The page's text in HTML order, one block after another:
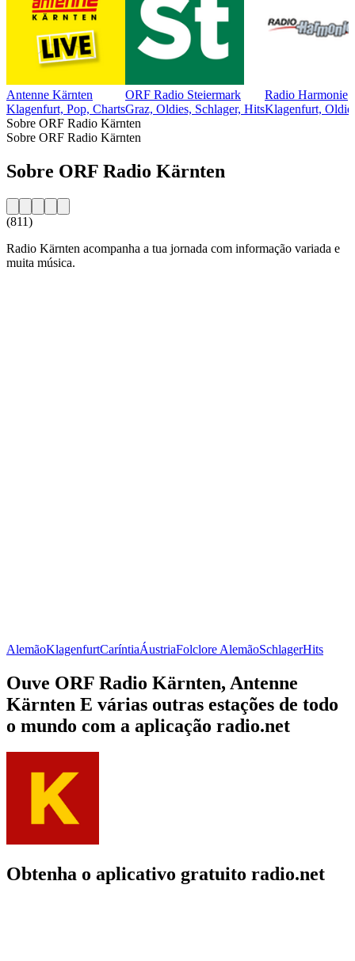
Antenne Kärnten
Klagenfurt, Pop, Charts
ORF Radio Steiermark
Graz, Oldies, Schlager, Hits
Radio Harmonie
Klagenfurt,
Sobre ORF Radio Kärnten
Sobre ORF Radio Kärnten
Sobre ORF Radio Kärnten
(811)
Radio Kärnten acompanha a tua jornada com informação variada e
muita música.
AlemãoKlagenfurtCaríntiaÁustriaFolclore AlemãoSchlagerHits
Ouve ORF Radio Kärnten, Antenne
Kärnten E várias outras estações de todo
o mundo com a aplicação radio.net
Obtenha o aplicativo gratuito radio.net